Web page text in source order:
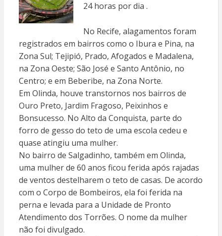
24 horas por dia .
No Recife, alagamentos foram
registrados em bairros como o Ibura e Pina, na
Zona Sul; Tejipió, Prado, Afogados e Madalena,
na Zona Oeste; São José e Santo Antônio, no
Centro; e em Beberibe, na Zona Norte.
Em Olinda, houve transtornos nos bairros de
Ouro Preto, Jardim Fragoso, Peixinhos e
Bonsucesso. No Alto da Conquista, parte do
forro de gesso do teto de uma escola cedeu e
quase atingiu uma mulher.
No bairro de Salgadinho, também em Olinda,
uma mulher de 60 anos ficou ferida após rajadas
de ventos destelharem o teto de casas. De acordo
com o Corpo de Bombeiros, ela foi ferida na
perna e levada para a Unidade de Pronto
Atendimento dos Torrões. O nome da mulher
não foi divulgado.